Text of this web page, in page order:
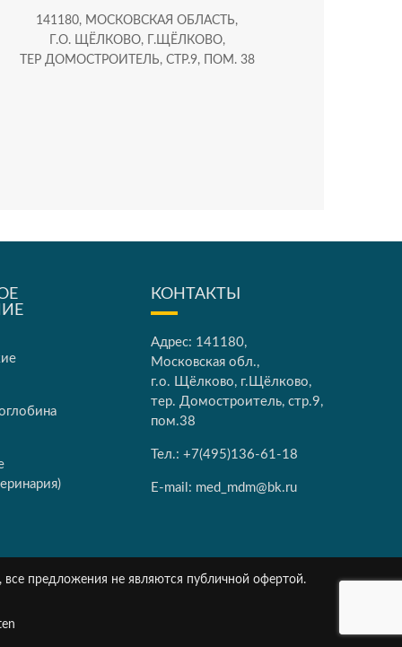
141180, МОСКОВСКАЯ ОБЛАСТЬ,
Г.О. ЩЁЛКОВО, Г.ЩЁЛКОВО,
ТЕР ДОМОСТРОИТЕЛЬ, СТР.9, ПОМ. 38
КОНТАКТЫ
Адрес: 141180,
Московская обл.,
г.о. Щёлково, г.Щёлково,
тер. Домостроитель, стр.9,
пом.38
Тел.:+7(495)136-61-18
E-mail: med_mdm@bk.ru
предложения не являются публичной офертой.